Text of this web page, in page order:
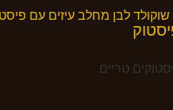
טריים